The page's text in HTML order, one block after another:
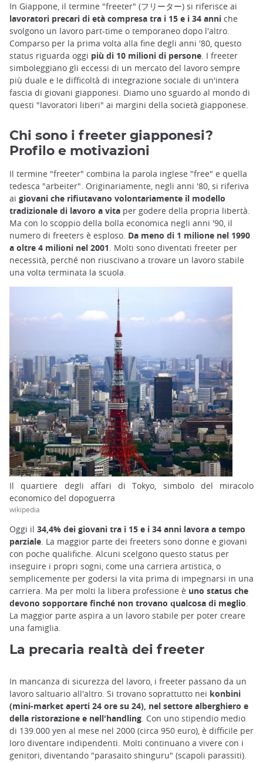
In Giappone, il termine "freeter" (フリーター) si riferisce ai
lavoratori precari di età compresa tra i 15 e i 34 anni che
svolgono un lavoro part-time o temporaneo dopo l'altro.
Comparso per la prima volta alla fine degli anni '80, questo
status riguarda oggi più di 10 milioni di persone. I freeter
simboleggiano gli eccessi di un mercato del lavoro sempre
più duale e le difficoltà di integrazione sociale di un'intera
fascia di giovani giapponesi. Diamo uno sguardo al mondo di
questi "lavoratori liberi" ai margini della società giapponese.
Chi sono i freeter giapponesi?
Profilo e motivazioni
Il termine "freeter" combina la parola inglese "free" e quella
tedesca "arbeiter". Originariamente, negli anni '80, si riferiva
ai giovani che rifiutavano volontariamente il modello
tradizionale di lavoro a vita per godere della propria libertà.
Ma con lo scoppio della bolla economica negli anni '90, il
numero di freeters è esploso. Da meno di 1 milione nel 1990
a oltre 4 milioni nel 2001. Molti sono diventati freeter per
necessità, perché non riuscivano a trovare un lavoro stabile
una volta terminata la scuola.
Il quartiere degli affari di Tokyo, simbolo del miracolo
economico del dopoguerra
wikipedia
Oggi il 34,4% dei giovani tra i 15 e i 34 anni lavora a tempo
parziale. La maggior parte dei freeters sono donne e giovani
con poche qualifiche. Alcuni scelgono questo status per
inseguire i propri sogni, come una carriera artistica, o
semplicemente per godersi la vita prima di impegnarsi in una
carriera. Ma per molti la libera professione è uno status che
devono sopportare finché non trovano qualcosa di meglio.
La maggior parte aspira a un lavoro stabile per poter creare
una famiglia.
La precaria realtà dei freeter
In mancanza di sicurezza del lavoro, i freeter passano da un
lavoro saltuario all'altro. Si trovano soprattutto nei konbini
(mini-market aperti 24 ore su 24), nel settore alberghiero e
della ristorazione e nell'handling. Con uno stipendio medio
di 139.000 yen al mese nel 2000 (circa 950 euro), è difficile per
loro diventare indipendenti. Molti continuano a vivere con i
genitori, diventando "parasaito shinguru" (scapoli parassiti).